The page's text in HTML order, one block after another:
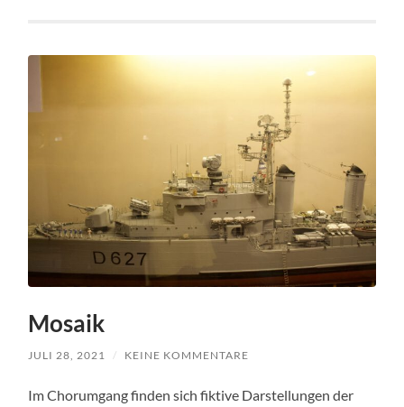
Mosaik
JULI 28, 2021 / KEINE KOMMENTARE
Im Chorumgang finden sich fiktive Darstellungen der